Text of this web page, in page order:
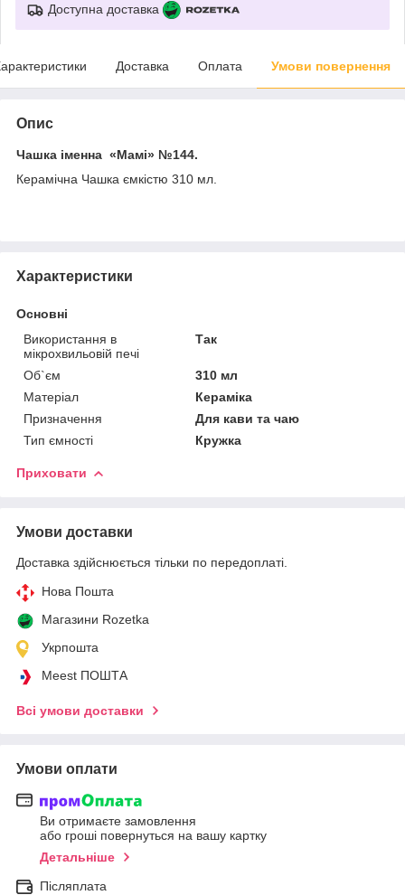
Доступна доставка
Доставка Оплата Умови повернення
Опис
Чашка іменна «Мамі» №144.
Керамічна Чашка ємкістю 310 мл.
Характеристики
Основні
Використання в
мікрохвильовій печі
Так
Об`єм
310 мл
Матеріал
Кераміка
Призначення
Для кави та чаю
Тип ємності
Кружка
Приховати
Умови доставки
Доставка здійснюється тільки по передоплаті.
Нова Пошта
Магазини Rozetka
Укрпошта
Meest ПОШТА
Всі умови доставки
Умови оплати
Ви отримаєте замовлення
або гроші повернуться на вашу картку
Детальніше
Післяплата